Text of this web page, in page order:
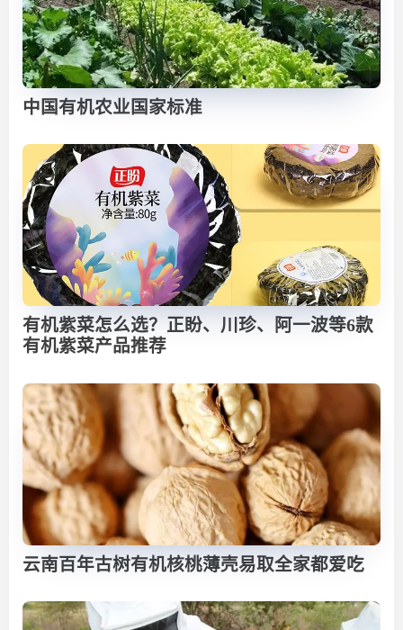
中国有机农业国家标准
有机紫菜怎么选？正盼、川珍、阿一波等6款
有机紫菜产品推荐
云南百年古树有机核桃薄壳易取全家都爱吃